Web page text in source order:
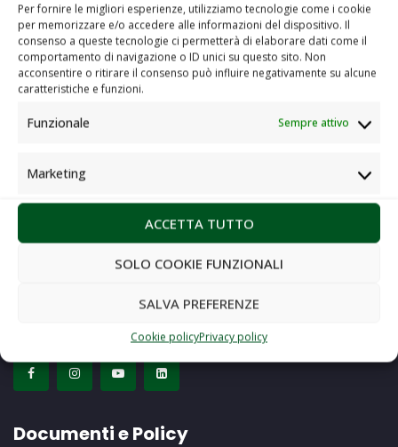
Per fornire le migliori esperienze, utilizziamo tecnologie come i cookie
per memorizzare e/o accedere alle informazioni del dispositivo. Il
consenso a queste tecnologie ci permetterà di elaborare dati come il
comportamento di navigazione o ID unici su questo sito. Non
acconsentire o ritirare il consenso può influire negativamente su alcune
caratteristiche e funzioni.
Funzionale Sempre attivo
Marketing
ACCETTA TUTTO
SOLO COOKIE FUNZIONALI
SALVA PREFERENZE
Cookie policyPrivacy policy
(+39) 0983 565045
C.da S. Irene – Zona Industriale – 87067 Corigliano-Rossano
Documenti e Policy